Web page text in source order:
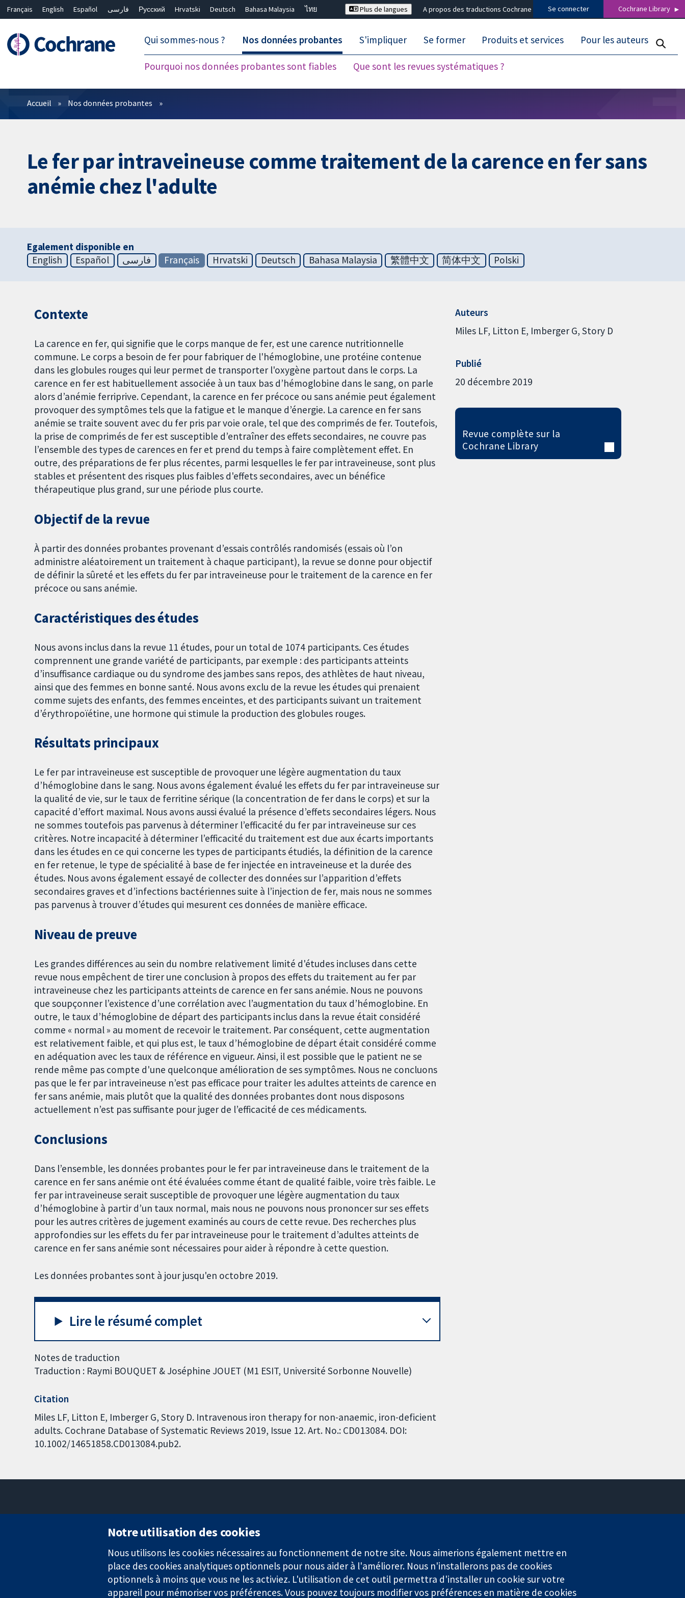
Français English Español فارسی Русский Hrvatski Deutsch Bahasa Malaysia
ไทย
Plus de langues A propos des traductions Cochrane Se connecter Cochrane Library
Qui sommes-nous ? Nos données probantes
Pourquoi nos données probantes sont fiables Que sont les revues systématiques ?
S'impliquer Se former Produits et services Pour les auteurs
Filtres
Accueil Nos données probantes
Le fer par intraveineuse comme traitement de la carence en fer sans
anémie chez l'adulte
Egalement disponible en
English
Español فارسی Français Hrvatski Deutsch Bahasa Malaysia 繁體中文 简体中文 Polski
Contexte
La carence en fer, qui signifie que le corps manque de fer, est une carence nutritionnelle
commune. Le corps a besoin de fer pour fabriquer de l'hémoglobine, une protéine contenue
dans les globules rouges qui leur permet de transporter l'oxygène partout dans le corps. La
carence en fer est habituellement associée à un taux bas d’hémoglobine dans le sang, on parle
alors d’anémie ferriprive. Cependant, la carence en fer précoce ou sans anémie peut également
provoquer des symptômes tels que la fatigue et le manque d’énergie. La carence en fer sans
anémie se traite souvent avec du fer pris par voie orale, tel que des comprimés de fer. Toutefois,
la prise de comprimés de fer est susceptible d’entraîner des effets secondaires, ne couvre pas
l’ensemble des types de carences en fer et prend du temps à faire complètement effet. En
outre, des préparations de fer plus récentes, parmi lesquelles le fer par intraveineuse, sont plus
stables et présentent des risques plus faibles d'effets secondaires, avec un bénéfice
thérapeutique plus grand, sur une période plus courte.
Objectif de la revue
À partir des données probantes provenant d’essais contrôlés randomisés (essais où l’on
administre aléatoirement un traitement à chaque participant), la revue se donne pour objectif
de définir la sûreté et les effets du fer par intraveineuse pour le traitement de la carence en fer
précoce ou sans anémie.
Caractéristiques des études
Nous avons inclus dans la revue 11 études, pour un total de 1074 participants. Ces études
comprennent une grande variété de participants, par exemple : des participants atteints
d’insuffisance cardiaque ou du syndrome des jambes sans repos, des athlètes de haut niveau,
ainsi que des femmes en bonne santé. Nous avons exclu de la revue les études qui prenaient
comme sujets des enfants, des femmes enceintes, et des participants suivant un traitement
d’érythropoïétine, une hormone qui stimule la production des globules rouges.
Résultats principaux
Le fer par intraveineuse est susceptible de provoquer une légère augmentation du taux
d’hémoglobine dans le sang. Nous avons également évalué les effets du fer par intraveineuse sur
la qualité de vie, sur le taux de ferritine sérique (la concentration de fer dans le corps) et sur la
capacité d’effort maximal. Nous avons aussi évalué la présence d’effets secondaires légers. Nous
ne sommes toutefois pas parvenus à déterminer l’efficacité du fer par intraveineuse sur ces
critères. Notre incapacité à déterminer l’efficacité du traitement est due aux écarts importants
dans les études en ce qui concerne les types de participants étudiés, la définition de la carence
en fer retenue, le type de spécialité à base de fer injectée en intraveineuse et la durée des
études. Nous avons également essayé de collecter des données sur l’apparition d’effets
secondaires graves et d’infections bactériennes suite à l’injection de fer, mais nous ne sommes
pas parvenus à trouver d’études qui mesurent ces données de manière efficace.
Niveau de preuve
Les grandes différences au sein du nombre relativement limité d'études incluses dans cette
revue nous empêchent de tirer une conclusion à propos des effets du traitement au fer par
intraveineuse chez les participants atteints de carence en fer sans anémie. Nous ne pouvons
que soupçonner l’existence d’une corrélation avec l’augmentation du taux d’hémoglobine. En
outre, le taux d’hémoglobine de départ des participants inclus dans la revue était considéré
comme « normal » au moment de recevoir le traitement. Par conséquent, cette augmentation
est relativement faible, et qui plus est, le taux d’hémoglobine de départ était considéré comme
en adéquation avec les taux de référence en vigueur. Ainsi, il est possible que le patient ne se
rende même pas compte d'une quelconque amélioration de ses symptômes. Nous ne concluons
pas que le fer par intraveineuse n’est pas efficace pour traiter les adultes atteints de carence en
fer sans anémie, mais plutôt que la qualité des données probantes dont nous disposons
actuellement n’est pas suffisante pour juger de l’efficacité de ces médicaments.
Conclusions
Dans l’ensemble, les données probantes pour le fer par intraveineuse dans le traitement de la
carence en fer sans anémie ont été évaluées comme étant de qualité faible, voire très faible. Le
fer par intraveineuse serait susceptible de provoquer une légère augmentation du taux
d’hémoglobine à partir d’un taux normal, mais nous ne pouvons nous prononcer sur ses effets
pour les autres critères de jugement examinés au cours de cette revue. Des recherches plus
approfondies sur les effets du fer par intraveineuse pour le traitement d’adultes atteints de
carence en fer sans anémie sont nécessaires pour aider à répondre à cette question.
Les données probantes sont à jour jusqu'en octobre 2019.
Lire le résumé complet
Notes de traduction
Traduction : Raymi BOUQUET & Joséphine JOUET (M1 ESIT, Université Sorbonne Nouvelle)
Citation
Miles LF, Litton E, Imberger G, Story D. Intravenous iron therapy for non-anaemic, iron-deficient
adults. Cochrane Database of Systematic Reviews 2019, Issue 12. Art. No.: CD013084. DOI:
10.1002/14651858.CD013084.pub2.
Auteurs
Miles LF Litton E Imberger G Story D
Publié
20 décembre 2019
Revue complète sur la
Cochrane Library
Londres
W1G0AN
Royaume-Uni
Service de presse
Qui sommes-nous
Offres d'emploi
Cochrane Library
Notre utilisation des cookies
Nous utilisons les cookies nécessaires au fonctionnement de notre site. Nous aimerions également mettre en
place des cookies analytiques optionnels pour nous aider à l'améliorer. Nous n'installerons pas de cookies
optionnels à moins que vous ne les activiez. L'utilisation de cet outil permettra d'installer un cookie sur votre
appareil pour mémoriser vos préférences. Vous pouvez toujours modifier vos préférences en matière de cookies